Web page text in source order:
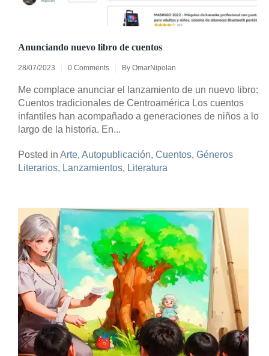
Anunciando nuevo libro de cuentos
28/07/2023 0 Comments By OmarNipolan
Me complace anunciar el lanzamiento de un nuevo libro:
Cuentos tradicionales de Centroamérica Los cuentos
infantiles han acompañado a generaciones de niños a lo
largo de la historia. En...
Posted in Arte, Autopublicación, Cuentos, Géneros
Literarios, Lanzamientos, Literatura